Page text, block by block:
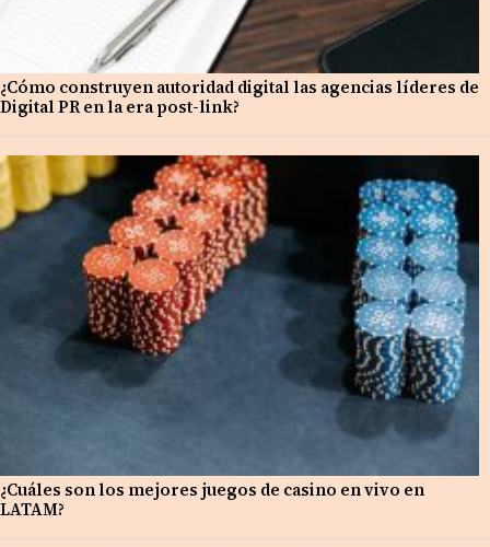
¿Cómo construyen autoridad digital las agencias líderes de
Digital PR en la era post-link?
¿Cuáles son los mejores juegos de casino en vivo en
LATAM?